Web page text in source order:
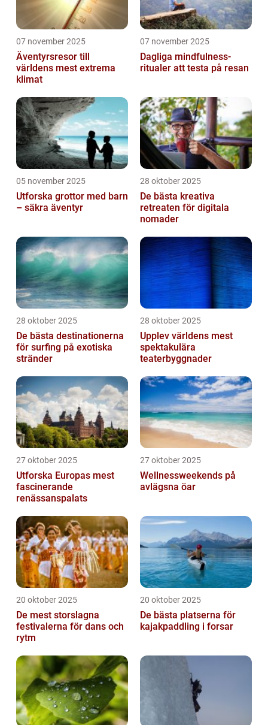
07 november 2025
Äventyrsresor till
världens mest extrema
klimat
07 november 2025
Dagliga mindfulness-
ritualer att testa på resan
05 november 2025
Utforska grottor med barn
– säkra äventyr
28 oktober 2025
De bästa kreativa
retreaten för digitala
nomader
28 oktober 2025
De bästa destinationerna
för surfing på exotiska
stränder
28 oktober 2025
Upplev världens mest
spektakulära
teaterbyggnader
27 oktober 2025
Utforska Europas mest
fascinerande
renässanspalats
27 oktober 2025
Wellnessweekends på
avlägsna öar
20 oktober 2025
De mest storslagna
festivalerna för dans och
rytm
20 oktober 2025
De bästa platserna för
kajakpaddling i forsar